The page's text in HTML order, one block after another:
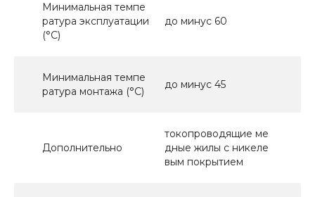
Минимальная темпе
ратура эксплуатации
(°С)
до минус 60
Минимальная темпе
ратура монтажа (°С)
до минус 45
Дополнительно
токопроводящие ме
дные жилы с никеле
вым покрытием